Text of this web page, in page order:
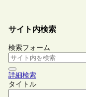
サイト内検索
検索フォーム
詳細検索
タイトル